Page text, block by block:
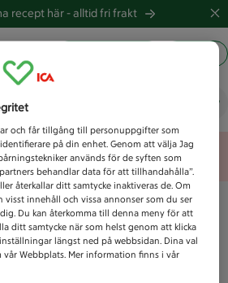
recept här -alltid fri frakt
efter idag?
Unknown error
och får tillgång till personuppgifter som
på din enhet. Genom att välja Jag
används för de syften som
behandlar data för att tillhandahålla”.
återkallar ditt samtycke inaktiveras de. Om
visst innehåll och vissa annonser som du ser
Du kan återkomma till denna meny för att
ditt samtycke när som helst genom att klicka
längst ned på webbsidan. Dina val
vår Webbplats. Mer information finns i vår